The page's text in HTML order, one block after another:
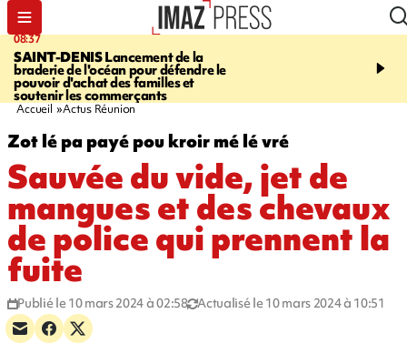
08:37
SAINT-DENISLancement de la
braderie de l'océan pour défendre le
pouvoir d'achat des familles et
soutenir les commerçants
07:58
téléphérique Papang
Accueil Actus Réunion
Zot lé pa payé pou kroir mé lé vré
Sauvée du vide, jet de
mangues et des chevaux
de police qui prennent la
fuite
Publié le 10 mars 2024 à 02:58 Actualisé le 10 mars 2024 à 10:51